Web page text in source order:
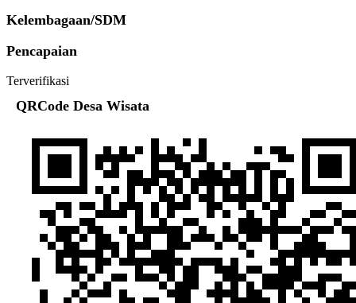
Kelembagaan/SDM
Pencapaian
Terverifikasi
QRCode Desa Wisata